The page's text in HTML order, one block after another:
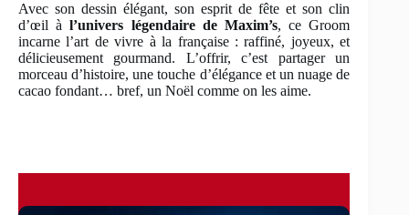
Avec son dessin élégant, son esprit de fête et son clin
d’œil àl’univers légendaire de Maxim’s, ce Groom
incarne l’art de vivre à la française : raffiné, joyeux, et
délicieusement gourmand. L’offrir, c’est partager un
morceau d’histoire, une touche d’élégance et un nuage de
cacao fondant… bref, un Noël comme on les aime.